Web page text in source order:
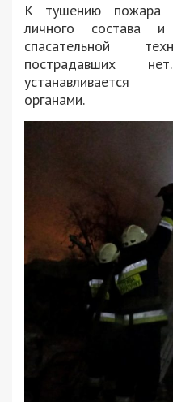
К тушению пожара
личного состава
спасательной
пострадавших
устанавливается
органами.